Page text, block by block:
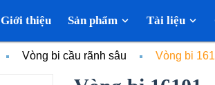
Giới thiệu Sản phẩm Tài liệu
Vòng bi cầu rãnh sâu Vòng bi